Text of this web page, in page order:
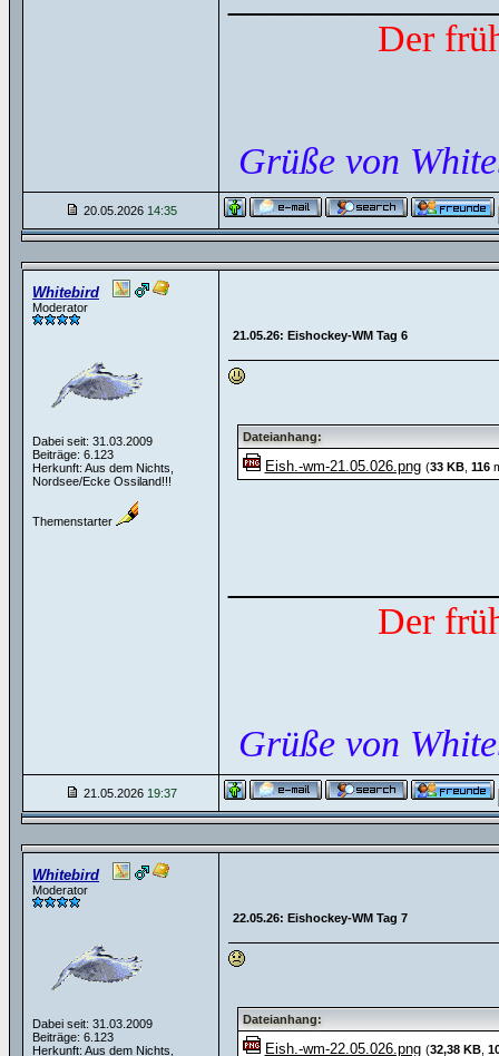
Der
Grüße von
20.05.2026 14:35
Whitebird
Moderator
Dabei seit: 31.03.2009
Beiträge: 6.123
Herkunft: Aus dem Nichts,
Nordsee/Ecke Ossiland!!!
Themenstarter
21.05.26: Eishockey-WM Tag 6
Dateianhang:
Eish.-wm-21.05.026.png (33 KB, 116
Der
Grüße von
21.05.2026 19:37
Whitebird
Moderator
Dabei seit: 31.03.2009
Beiträge: 6.123
Herkunft: Aus dem Nichts,
22.05.26: Eishockey-WM Tag 7
Dateianhang:
Eish.-wm-22.05.026.png (32,38 KB,